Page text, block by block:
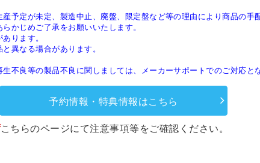
予定が未定、製造中止、廃盤、限定盤など等の理由により商品の
かじめご了承をお願いいたします。
ります。
異なる場合があります。
不良等の製品不良に関しましては、メーカーサポートでのご対応と
予約情報・特典情報はこちら
こちらのページにて注意事項等をご確認ください。